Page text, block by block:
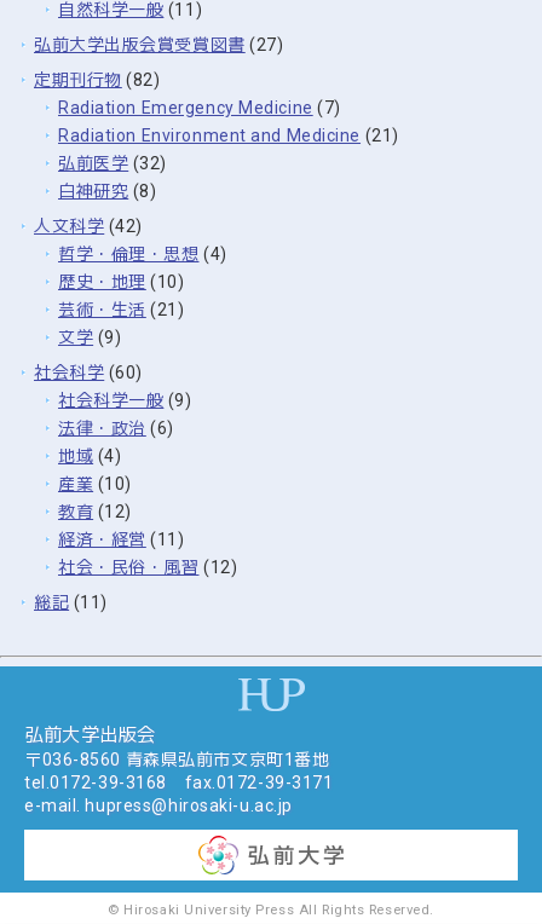
自然科学一般 (11)
弘前大学出版会賞受賞図書 (27)
定期刊行物 (82)
Radiation Emergency Medicine (7)
Radiation Environment and Medicine (21)
弘前医学 (32)
白神研究 (8)
人文科学 (42)
哲学・倫理・思想 (4)
歴史・地理 (10)
芸術・生活 (21)
文学 (9)
社会科学 (60)
社会科学一般 (9)
法律・政治 (6)
地域 (4)
産業 (10)
教育 (12)
経済・経営 (11)
社会・民俗・風習 (12)
総記 (11)
弘前大学出版会
〒036-8560 青森県弘前市文京町1番地
tel.0172-39-3168
fax.0172-39-3171
e-mail. hupress@hirosaki-u.ac.jp
© Hirosaki University Press All Rights Reserved.